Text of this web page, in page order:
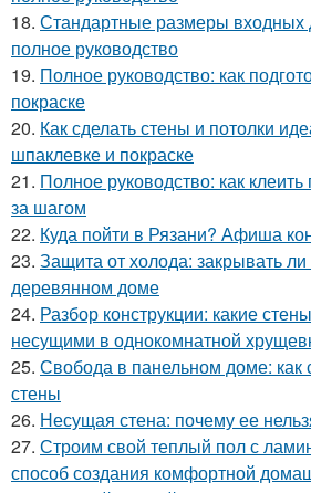
18. Стандартные размеры входных
полное руководство
19. Полное руководство: как
покраске
20. Как сделать стены и потолки
шпаклевке и покраске
21. Полное руководство: как
за шагом
22. Куда пойти в Рязани? Афиша
23. Защита от холода: закрывать
деревянном доме
24. Разбор конструкции: какие
несущими в однокомнатной
25. Свобода в панельном доме: как
стены
26. Несущая стена: почему ее
27. Строим свой теплый пол с
способ создания комфортной